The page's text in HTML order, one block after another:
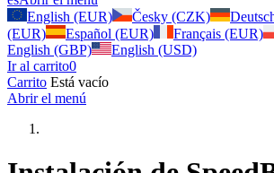
English (EUR)
Česky (CZK)
(EUR)
Español (EUR) Français (EUR)
English (GBP)
English (USD)
Ir al carrito0
Carrito Está vacío
Abrir el menú